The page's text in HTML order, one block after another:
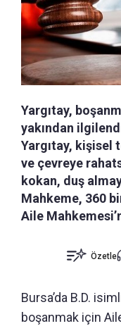
Yargıtay,
yakından
Yargıtay, kişisel
ve çevreye
kokan, duş
Mahkeme, 360
Aile
Özetle
Bursa’da B.D.
boşanmak için